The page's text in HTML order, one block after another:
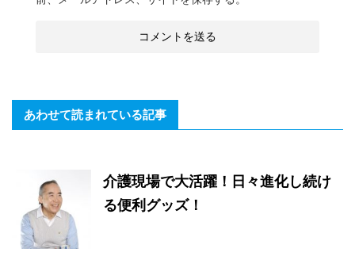
あわせて読まれている記事
介護現場で大活躍！日々進化し続け
る便利グッズ！